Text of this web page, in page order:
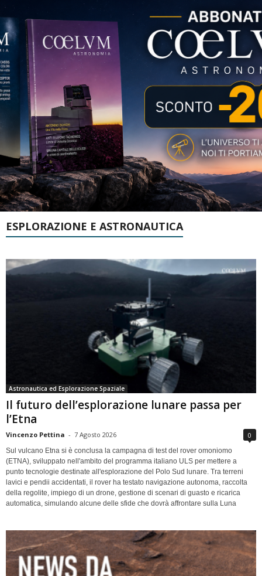
ESPLORAZIONE E ASTRONAUTICA
Astronautica ed Esplorazione Spaziale
Il futuro dell’esplorazione lunare passa per
l’Etna
Vincenzo Pettina - 7 Agosto 2026 0
Sul vulcano Etna si è conclusa la campagna di test del rover omoniomo
(ETNA), sviluppato nell'ambito del programma italiano ULS per mettere a
punto tecnologie destinate all'esplorazione del Polo Sud lunare. Tra terreni
lavici e pendii accidentati, il rover ha testato navigazione autonoma, raccolta
della regolite, impiego di un drone, gestione di scenari di guasto e ricarica
automatica, simulando alcune delle sfide che dovrà affrontare sulla Luna